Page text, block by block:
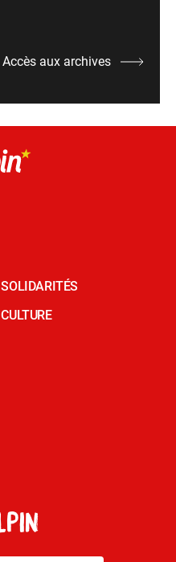
Accès aux archives
SOLIDARITÉS
CULTURE